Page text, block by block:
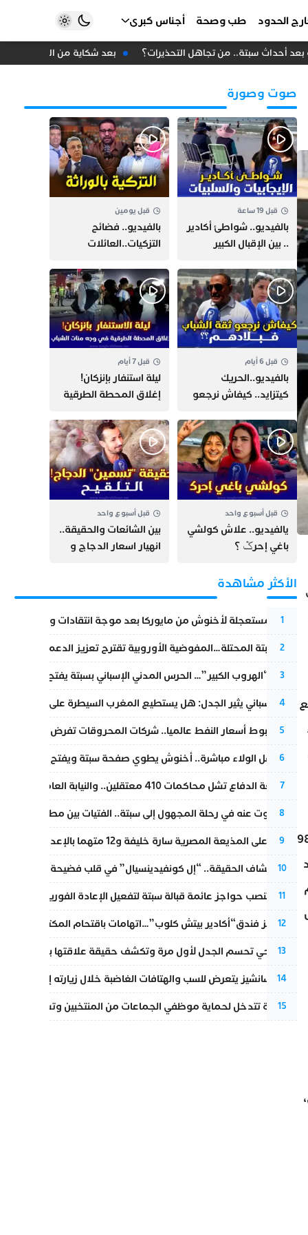
الحدود طب وصحة أجناس كبرى
أحداث سبتة.. من تجاهل التحذيرات؟ بعد شكاية من الأحرار.. عامل
خلال عمليات المداهمة، نحو 11 مليون دولار نقداً، وما يقارب 98
صوت وصورة
قبل 19 ساعة
بالفيديو.. شواطئ أكادير
.. بين الإقبال الكبير
الازدحام وغلاء الكراء
قبل يومين
بالفيديو.. فضائح
التزكيات..العائلات
وقصة “وهبي”
و”السيمو” تثير الجدل
قبل 6 أيام
بالفيديو..الحريك
كيتزايد.. كيفاش نرجعو
قبل 7 أيام
​ليلة استنفار بإنزكان!
إغلاق المحطة الطرقية
اللحاق بـ”هروب سبتة”
قبل أسبوع واحد
يالفيديو.. علاش كولشي
باغي إحرݣ ؟
قبل أسبوع واحد
بين الشائعات والحقيقة..
انهيار اسعار الدجاج و
الأكثر مشاهدة
1
عودة مستعجلة لأخنوش من مايوركا بعد موجة انتقادات واسعة
2
أزمة سبتة المحتلة…المفوضية الأوروبية تقترح تعزيز الدعم المالي
3
عملية “الهروب الكبير”… الحرس المدني الإسباني بسبتة يفتح قناة
4
تقرير إسباني يثير الجدل: هل يستطيع المغرب السيطرة على سبتة
5
رغم هبوط أسعار النفط عالميا.. شركات المحروقات تفرض زيادة
6
بعد حفل الولاء مباشرة.. أخنوش يطوي صفحة سبتة ويفتح ملف
7
مقاطعة الدفاع تشل محاكمات 410 معتقلين.. والنيابة العامة تبحث عن حل قانوني
8
المسكوت عنه في رحلة المجهول إلى سبتة.. الفتيات بين مطرقة البحر
9
الحكم على المذيعة المصرية سارة خليفة و12 متهما بالإعدام في قضية هزت بلاد الفراعنة
10
بعد انكشاف الحقيقة.. “إل كونفيدينسيال” في قلب فضيحة صورة
11
إسبانيا تنصب حواجز عائمة قبالة سبتة لتفعيل الإعادة الفورية
12
أزمة تهز فندق“أكادير بيتش كلوب”…اتهامات باقتحام المكتب النقابي
13
نورا فتحي تحسم الجدل لأول مرة وتكشف حقيقة علاقتها بياسين بونو
14
بيدرو سانشيز يتعرض للسب والهتافات الغاضبة خلال زيارته إلى سبتة
15
الداخلية تتدخل لحماية موظفي الجماعات من المنتخبين وتسحب ملف